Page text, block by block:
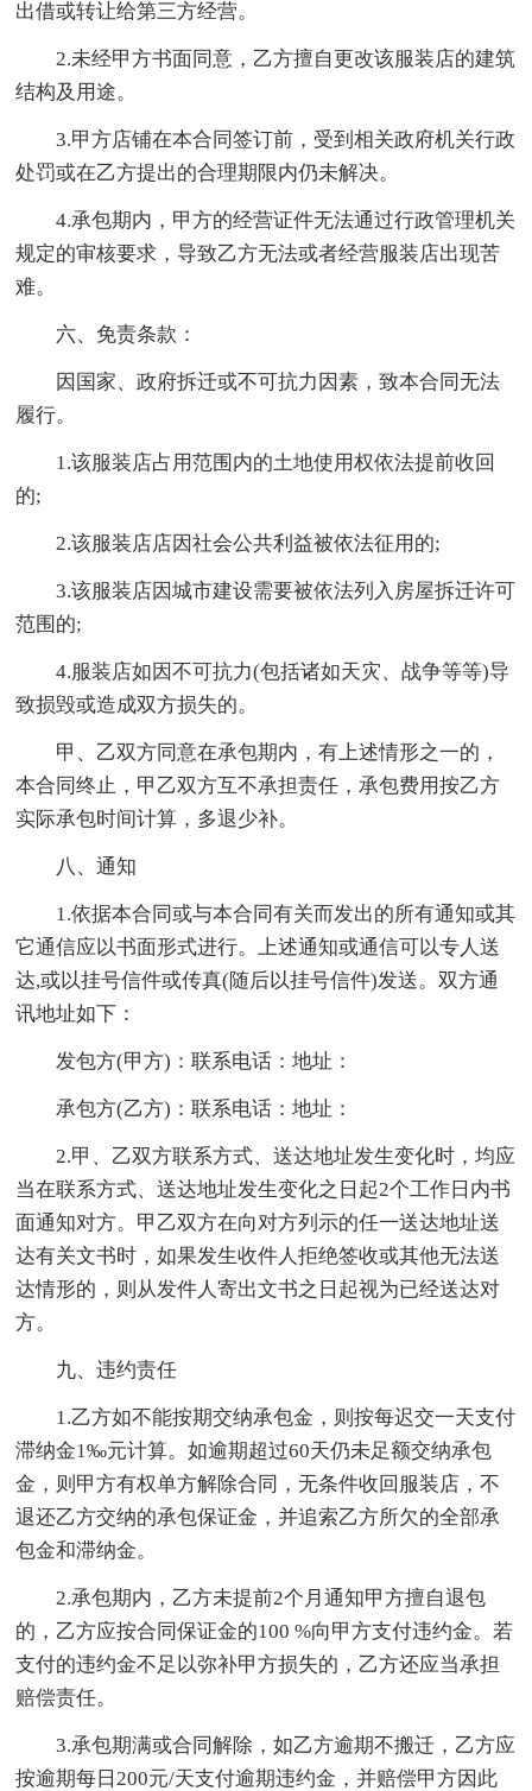
出借或转让给第三方经营。
2.未经甲方书面同意，乙方擅自更改该服装店的建筑
结构及用途。
3.甲方店铺在本合同签订前，受到相关政府机关行政
处罚或在乙方提出的合理期限内仍未解决。
4.承包期内，甲方的经营证件无法通过行政管理机关
规定的审核要求，导致乙方无法或者经营服装店出现苦
难。
六、免责条款：
因国家、政府拆迁或不可抗力因素，致本合同无法
履行。
1.该服装店占用范围内的土地使用权依法提前收回
的;
2.该服装店店因社会公共利益被依法征用的;
3.该服装店因城市建设需要被依法列入房屋拆迁许可
范围的;
4.服装店如因不可抗力(包括诸如天灾、战争等等)导
致损毁或造成双方损失的。
甲、乙双方同意在承包期内，有上述情形之一的，
本合同终止，甲乙双方互不承担责任，承包费用按乙方
实际承包时间计算，多退少补。
八、通知
1.依据本合同或与本合同有关而发出的所有通知或其
它通信应以书面形式进行。上述通知或通信可以专人送
达,或以挂号信件或传真(随后以挂号信件)发送。双方通
讯地址如下：
发包方(甲方)：联系电话：地址：
承包方(乙方)：联系电话：地址：
2.甲、乙双方联系方式、送达地址发生变化时，均应
当在联系方式、送达地址发生变化之日起2个工作日内书
面通知对方。甲乙双方在向对方列示的任一送达地址送
达有关文书时，如果发生收件人拒绝签收或其他无法送
达情形的，则从发件人寄出文书之日起视为已经送达对
方。
九、违约责任
1.乙方如不能按期交纳承包金，则按每迟交一天支付
滞纳金1‰元计算。如逾期超过60天仍未足额交纳承包
金，则甲方有权单方解除合同，无条件收回服装店，不
退还乙方交纳的承包保证金，并追索乙方所欠的全部承
包金和滞纳金。
2.承包期内，乙方未提前2个月通知甲方擅自退包
的，乙方应按合同保证金的100 %向甲方支付违约金。若
支付的违约金不足以弥补甲方损失的，乙方还应当承担
赔偿责任。
3.承包期满或合同解除，如乙方逾期不搬迁，乙方应
按逾期每日200元/天支付逾期违约金，并赔偿甲方因此